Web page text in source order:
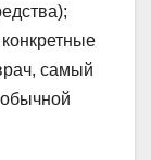
самый